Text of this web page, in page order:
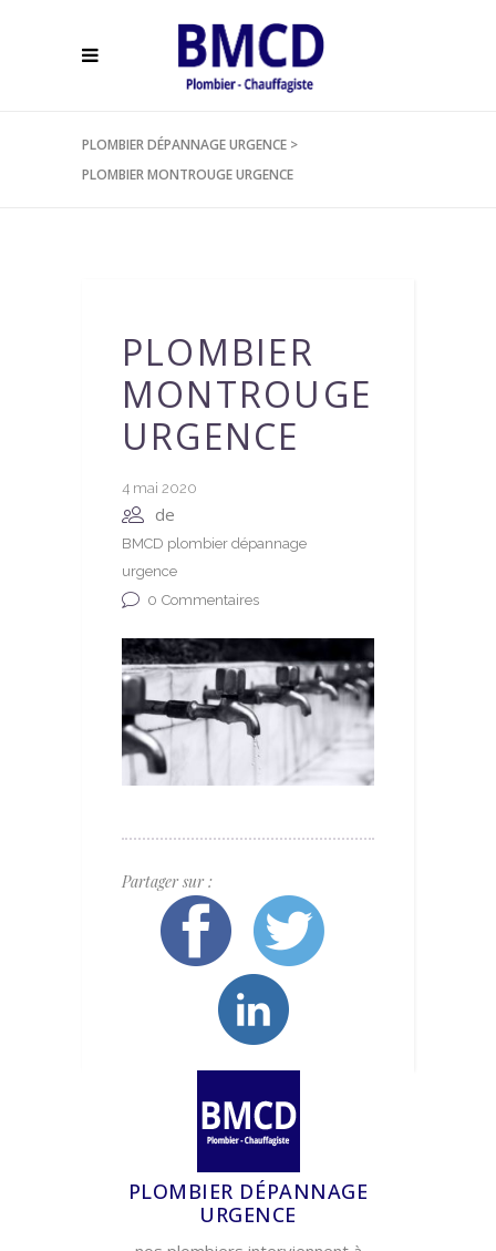
PLOMBIER DÉPANNAGE URGENCE >
PLOMBIER MONTROUGE URGENCE
PLOMBIER
MONTROUGE
URGENCE
4 mai 2020
de
BMCD plombier dépannage
urgence
0 Commentaires
Partager sur :
PLOMBIER DÉPANNAGE
URGENCE